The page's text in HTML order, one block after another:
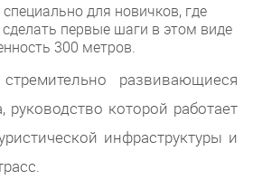
для новичков, где
первые шаги в этом виде
300 метров.
развивающиеся
которой работает
инфраструктуры и